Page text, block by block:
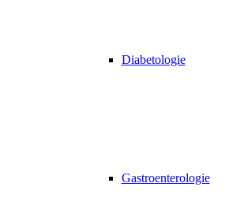
Diabetologie
Gastroenterologie